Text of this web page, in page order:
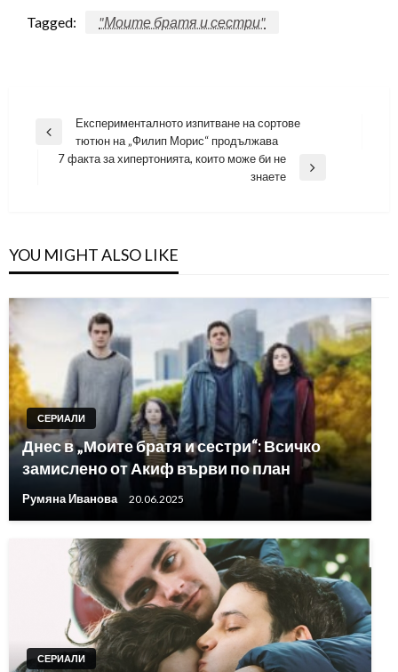
Tagged: "Моите братя и сестри"
Навигация
Previous
Експерименталното изпитване на сортове
тютюн на „Филип Морис“ продължава
7 факта за хипертонията, които може би не
знаете
YOU MIGHT ALSO LIKE
СЕРИАЛИ
Днес в „Моите братя и сестри“: Всичко
замислено от Акиф върви по план
Румяна Иванова 20.06.2025
СЕРИАЛИ